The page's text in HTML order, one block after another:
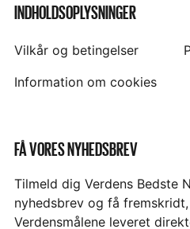
INDHOLDSOPLYSNINGER
Vilkår og betingelser
Information om cookies
FÅ VORES NYHEDSBREV
Tilmeld dig Verdens Bedste
nyhedsbrev og få
Verdensmålene leveret